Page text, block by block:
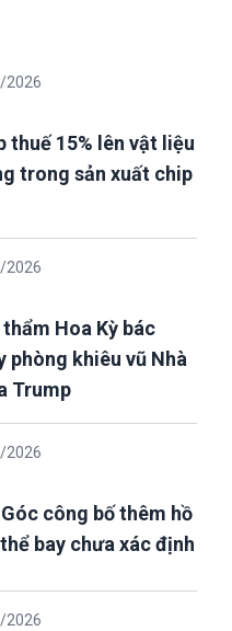
2026
thuế 15% lên vật liệu
trong sản xuất chip
2026
Hoa Kỳ bác
phòng khiêu vũ Nhà
Trump
2026
công bố thêm hồ
bay chưa xác định
2026